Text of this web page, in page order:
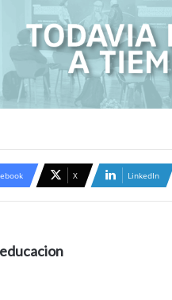
X LinkedIn